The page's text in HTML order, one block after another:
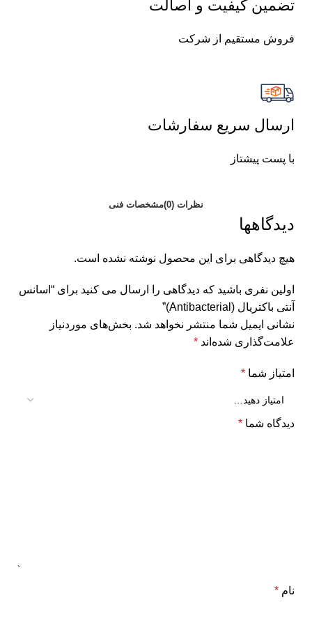
تضمین کیفیت و اصالت
فروش مستقیم از شرکت
ارسال سریع سفارشات
با پست پیشتاز
نظرات (0) مشخصات فنی
دیدگاهها
هیچ دیدگاهی برای این محصول نوشته نشده است.
اولین نفری باشید که دیدگاهی را ارسال می کنید برای “اسانس
آنتی باکتریال (Antibacterial)”
نشانی ایمیل شما منتشر نخواهد شد. بخش‌های موردنیاز
علامت‌گذاری شده‌اند *
امتیاز شما *
دیدگاه شما *
نام *